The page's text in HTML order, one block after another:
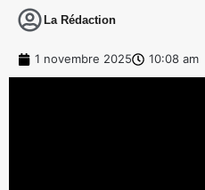
La Rédaction
1 novembre 2025 10:08 am